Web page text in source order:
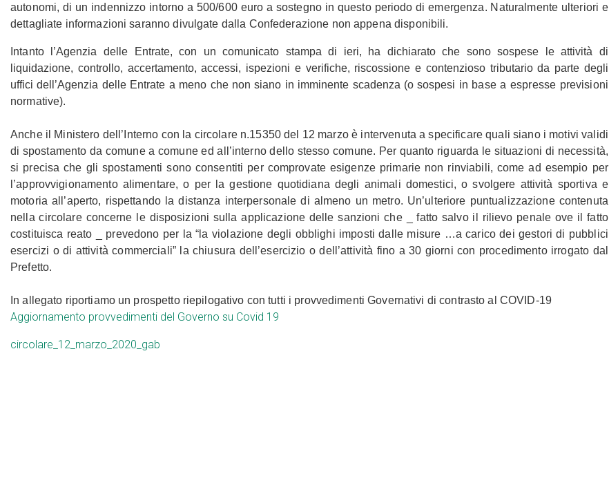
autonomi, di un indennizzo intorno a 500/600 euro a sostegno in questo periodo di emergenza. Naturalmente ulteriori e
dettagliate informazioni saranno divulgate dalla Confederazione non appena disponibili.
Intantol’Agenzia delle Entrate, con un comunicato stampa di ieri, ha dichiarato che sono sospese le attività di
liquidazione, controllo, accertamento, accessi, ispezioni e verifiche, riscossione e contenzioso tributario da parte degli
uffici dell’Agenzia delle Entrate a meno che non siano in imminente scadenza (o sospesi in base a espresse previsioni
normative).
Anche il Ministero dell’Interno con la circolare n.15350 del 12 marzo è intervenuta a specificare quali siano i motivi validi
di spostamento da comune a comune ed all’interno dello stesso comune. Per quanto riguarda le situazioni di necessità,
si precisa che gli spostamenti sono consentiti per comprovate esigenze primarie non rinviabili, come ad esempio per
l’approvvigionamento alimentare, o per la gestione quotidiana degli animali domestici, o svolgere attività sportiva e
motoria all’aperto, rispettando la distanza interpersonale di almeno un metro. Un’ulteriore puntualizzazione contenuta
nella circolare concerne le disposizioni sulla applicazione delle sanzioni che _ fatto salvo il rilievo penale ove il fatto
costituisca reato _ prevedono per la “la violazione degli obblighi imposti dalle misure …a carico dei gestori di pubblici
esercizi o di attività commerciali” la chiusura dell’esercizio o dell’attività fino a 30 giorni con procedimento irrogato dal
Prefetto.
In allegato riportiamo un prospetto riepilogativo con tutti i provvedimenti Governativi di contrasto al COVID-19
Aggiornamento provvedimenti del Governo su Covid 19
circolare_12_marzo_2020_gab